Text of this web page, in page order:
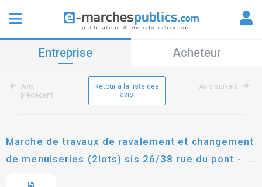
Entreprise Acheteur
Avis
précédent
Retour à la liste des
avis
Avis suivant
Marche de travaux de ravalement et changement
de menuiseries (2lots) sis 26/38 rue du pont -